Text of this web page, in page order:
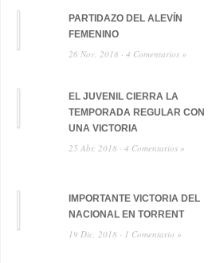
PARTIDAZO DEL ALEVÍN
FEMENINO
26 Nov, 2018 · 4 Comentarios »
EL JUVENIL CIERRA LA
TEMPORADA REGULAR CON
UNA VICTORIA
25 Abr, 2018 · 4 Comentarios »
IMPORTANTE VICTORIA DEL
NACIONAL EN TORRENT
19 Dic, 2018 · 1 Comentario »